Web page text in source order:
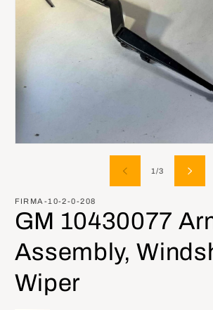
1/von
3
FIRMA-10-2-0-208
GM 10430077
Assembly,
Wiper